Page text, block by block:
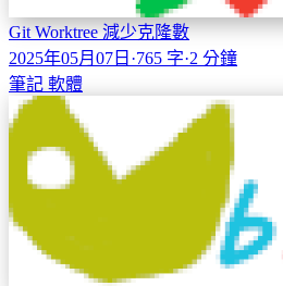
Git Worktree 減少克隆數
2025年05月07日 ·765 字·2 分鐘
筆記 軟體